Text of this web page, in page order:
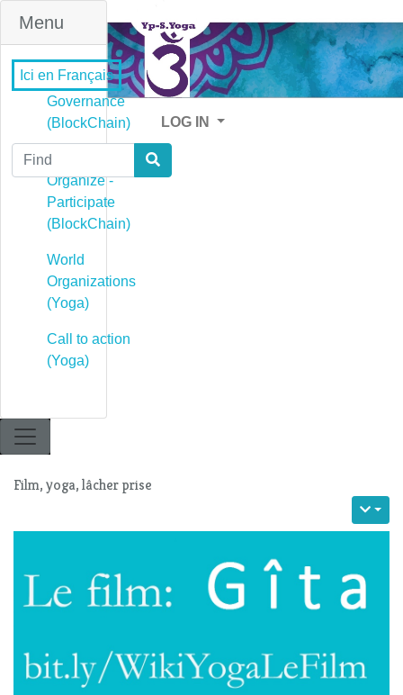
Menu
Governance
(BlockChain)
Governance -
Organize -
Participate
(BlockChain)
World
Organizations
(Yoga)
Call to action
(Yoga)
Ici en Français
LOG IN
Find
Film, yoga, lâcher prise